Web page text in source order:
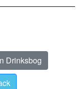
Drinksbog